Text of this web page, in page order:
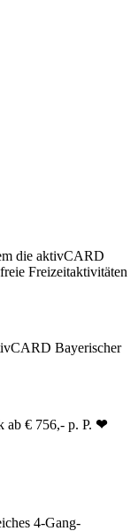
die aktivCARD
Freizeitaktivitäten
Bayerischer
€ 756,- p. P. ❤
4-Gang-